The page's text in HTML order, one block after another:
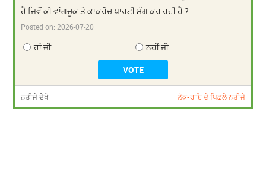
ਹੈ ਜਿਵੇਂ ਕੀ ਵਾਂਗਚੂਕ ਤੇ ਕਾਕਰੋਚ ਪਾਰਟੀ ਮੰਗ ਕਰ ਰਹੀ ਹੈ ?
Posted on: 2026-07-20
ਹਾਂ ਜੀ ਨਹੀਂ ਜੀ
ਨਤੀਜੇ ਦੇਖੋ ਲੋਕ-ਰਾਇ ਦੇ ਪਿਛਲੇ ਨਤੀਜੇ